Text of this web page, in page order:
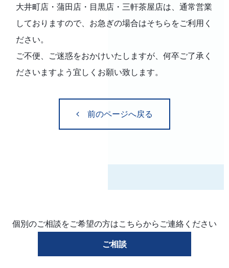
大井町店・蒲田店・目黒店・三軒茶屋店は、通常営業
しておりますので、お急ぎの場合はそちらをご利用く
ださい。
ご不便、ご迷惑をおかけいたしますが、何卒ご了承く
ださいますよう宜しくお願い致します。
前のページへ戻る
個別のご相談をご希望の方はこちらからご連絡ください
ご相談